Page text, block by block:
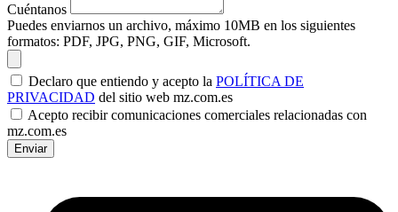
Cuéntanos
Puedes enviarnos un archivo, máximo 10MB en los siguientes
formatos: PDF, JPG, PNG, GIF, Microsoft.
Declaro que entiendo y acepto la POLÍTICA DE
PRIVACIDAD del sitio web mz.com.es
Acepto recibir comunicaciones comerciales relacionadas con
mz.com.es
Enviar